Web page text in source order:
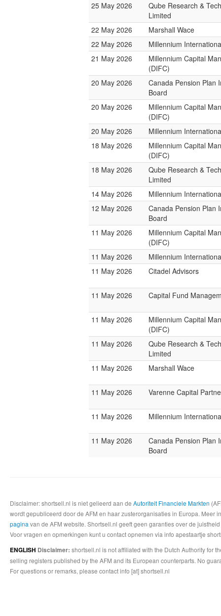
25 May 2026
Qube Research &
Limited
22 May 2026
Marshall Wace
22 May 2026
Millennium
21 May 2026
Millennium Capital
(DIFC)
20 May 2026
Canada Pension Plan
Board
20 May 2026
Millennium Capital
(DIFC)
20 May 2026
Millennium
18 May 2026
Millennium Capital
(DIFC)
18 May 2026
Qube Research &
Limited
14 May 2026
Millennium
12 May 2026
Canada Pension Plan
Board
11 May 2026
Millennium Capital
(DIFC)
11 May 2026
Millennium
11 May 2026
Citadel Advisors
11 May 2026 Capital Fund
11 May 2026
Millennium Capital
(DIFC)
11 May 2026
Qube Research &
Limited
11 May 2026
Marshall Wace
11 May 2026 Varenne Capital
11 May 2026 Millennium
11 May 2026
Canada Pension Plan
Board
Disclaimer: shortsell.nl is niet gelieerd aan de Autoriteit Financiele Markten
wordt gepubliceerd door de AFM en haar zusterorganisaties in Europa.
pagina van de AFM website. Shortsell.nl geeft geen garanties over de
Voor vragen en opmerkingen kunt u contact opnemen via info apestaartje
ENGLISH Disclaimer: shortsell.nl is not affiliated with the Dutch Authority for
selling registers published by the AFM and its European counterparts. No
For questions or remarks, please contact info [at] shortsell.nl